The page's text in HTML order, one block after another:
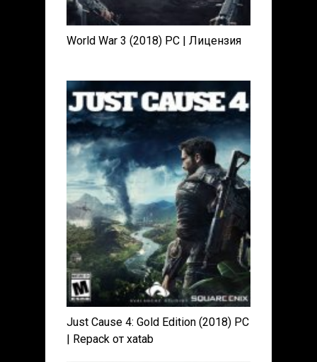
World War 3 (2018) PC | Лицензия
Just Cause 4: Gold Edition (2018) PC
| Repack от xatab